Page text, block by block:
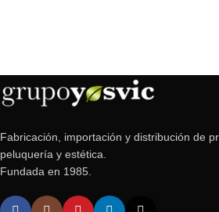
Fabricación, importación y distribución de
peluquería y estética.
Fundada en 1985.